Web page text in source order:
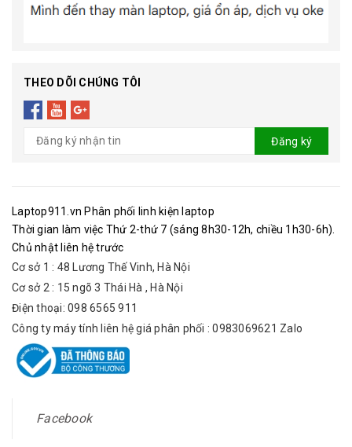
THEO DÕI CHÚNG TÔI
Đăng ký
Laptop911.vn Phân phối linh kiện laptop
Thời gian làm việc Thứ 2-thứ 7 (sáng 8h30-12h, chiều 1h30-6h).
Chủ nhật liên hệ trước
Cơ sở 1 : 48 Lương Thế Vinh, Hà Nội
Cơ sở 2 : 15 ngõ 3 Thái Hà , Hà Nội
Điện thoại: 098 6565 911
Công ty máy tính liên hệ giá phân phối : 0983069621 Zalo
Facebook